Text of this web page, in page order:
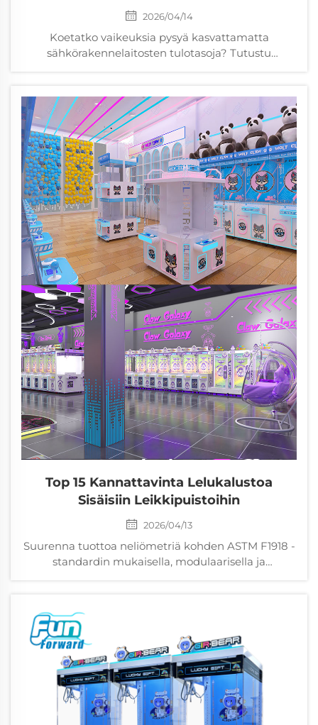
2026/04/14
Koetatko vaikeuksia pysyä kasvattamatta
sähkörakennelaitosten tulotasoja? Tutustu
toimintaan, joiden avulla päivittäiset tulot voivat
kasvaa jopa 35 %. Saat nyt käyttäjävinkkejä.
Top 15 Kannattavinta Lelukalustoa
Sisäisiin Leikkipuistoihin
2026/04/13
Suurenna tuottoa neliömetriä kohden ASTM F1918 -
standardin mukaisella, modulaarisella ja